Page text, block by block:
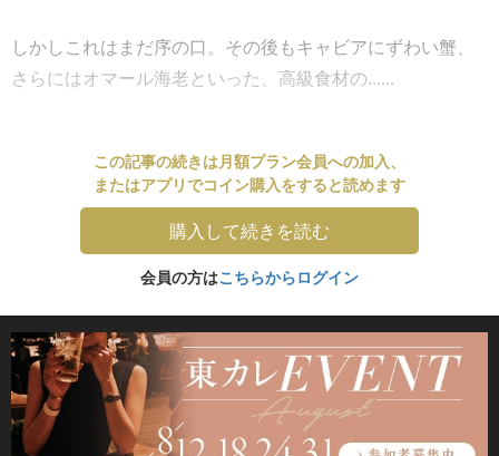
しかしこれはまだ序の口。その後もキャビアにずわい蟹、
さらにはオマール海老といった、高級食材の......
この記事の続きは月額プラン会員への加入、
またはアプリでコイン購入をすると読めます
購入して続きを読む
会員の方はこちらからログイン